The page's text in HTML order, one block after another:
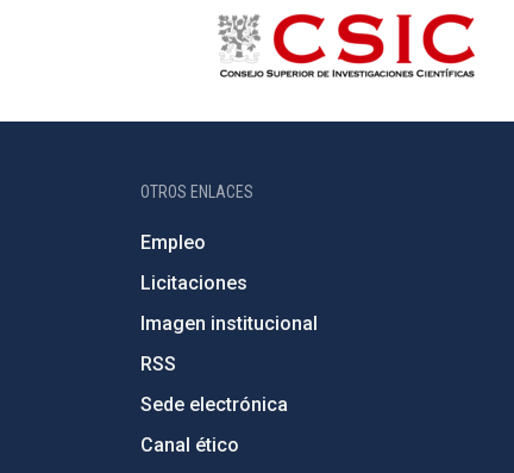
OTROS ENLACES
Empleo
Licitaciones
Imagen institucional
RSS
Sede electrónica
Canal ético